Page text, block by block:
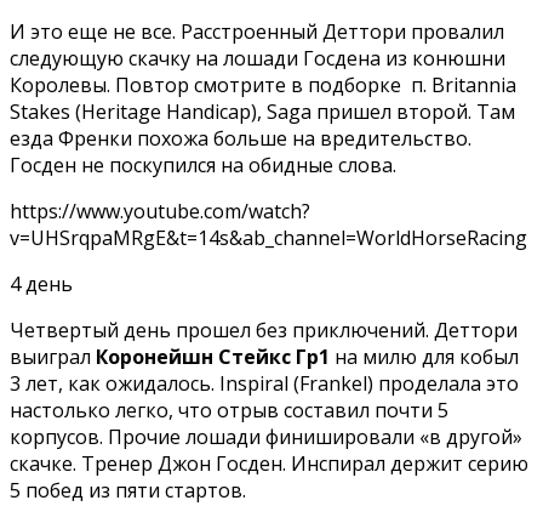
И это еще не все. Расстроенный Деттори провалил
следующую скачку на лошади Госдена из конюшни
Королевы. Повтор смотрите в подборке п. Britannia
Stakes (Heritage Handicap), Saga пришел второй. Там
езда Френки похожа больше на вредительство.
Госден не поскупился на обидные слова.
https://www.youtube.com/watch?
v=UHSrqpaMRgE&t=14s&ab_channel=WorldHorseRacing
4 день
Четвертый день прошел без приключений. Деттори
выиграл Коронейшн Стейкс Гр1 на милю для кобыл
3 лет, как ожидалось. Inspiral (Frankel) проделала это
настолько легко, что отрыв составил почти 5
корпусов. Прочие лошади финишировали «в другой»
скачке. Тренер Джон Госден. Инспирал держит серию
5 побед из пяти стартов.